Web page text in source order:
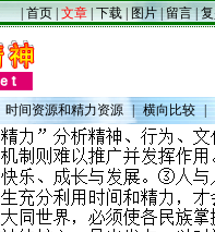
|首页|文章|下载| 图片|留言|
时间资源和精力资源 | 横向比较